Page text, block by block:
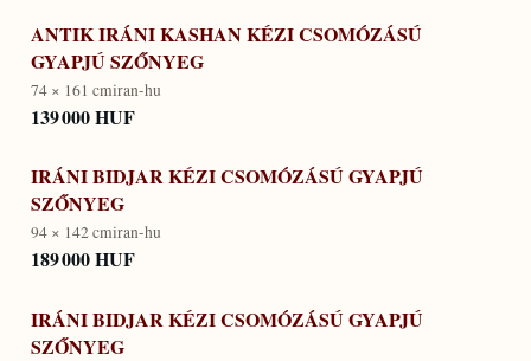
ANTIK IRÁNI KASHAN KÉZI CSOMÓZÁSÚ
GYAPJÚ SZŐNYEG
74 × 161 cmiran-hu
139 000 HUF
IRÁNI BIDJAR KÉZI CSOMÓZÁSÚ GYAPJÚ
SZŐNYEG
94 × 142 cmiran-hu
189 000 HUF
IRÁNI BIDJAR KÉZI CSOMÓZÁSÚ GYAPJÚ
SZŐNYEG